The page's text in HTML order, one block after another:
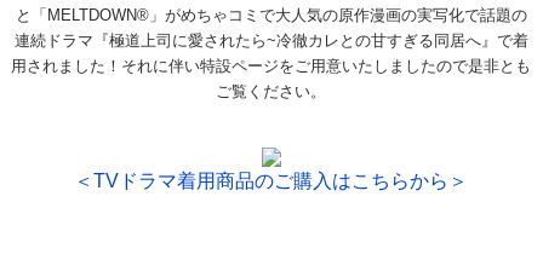
と「MELTDOWN®」がめちゃコミで大人気の原作漫画の実写化で話題の
連続ドラマ『極道上司に愛されたら~冷徹カレとの甘すぎる同居へ』で着
用されました！それに伴い特設ページをご用意いたしましたので是非とも
ご覧ください。
＜TVドラマ着用商品のご購入はこちらから＞